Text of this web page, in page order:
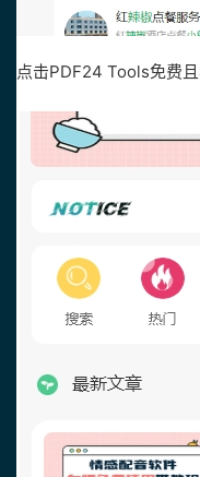
点击PDF24 Tools免费